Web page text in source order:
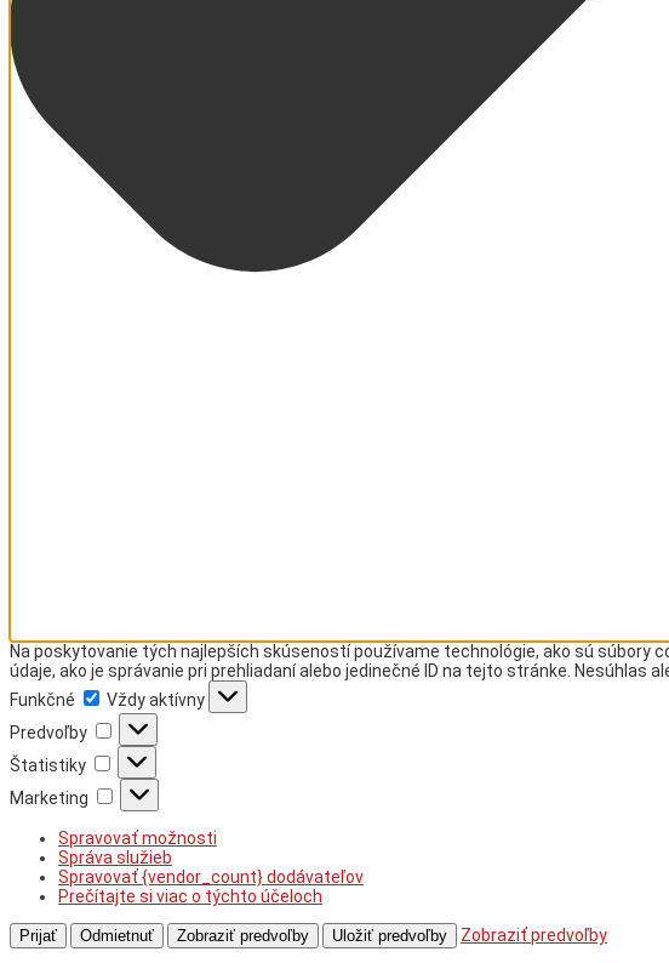
Na poskytovanie tých najlepších skúseností používame technológie, ako sú
údaje, ako je správanie pri prehliadaní alebo jedinečné ID na tejto stránke.
Funkčné
Funkčné
Vždy aktívny
Predvoľby
Predvoľby
Štatistiky
Štatistiky
Marketing
Marketing
Spravovať možnosti
Správa služieb
Spravovať {vendor_count} dodávateľov
Prečítajte si viac o týchto účeloch
Prijať Odmietnuť Zobraziť predvoľby Uložiť predvoľby Zobraziť predvoľby